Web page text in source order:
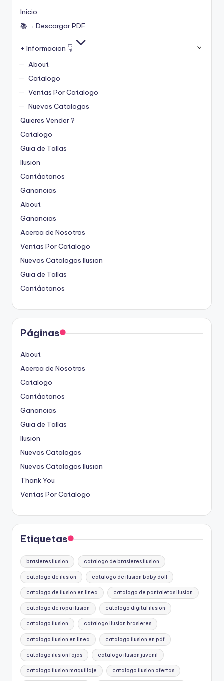
Inicio
📚→ Descargar PDF
+ Informacion 👇
About
Catalogo
Ventas Por Catalogo
Nuevos Catalogos
Quieres Vender ?
Catalogo
Guia de Tallas
Ilusion
Contáctanos
Ganancias
About
Ganancias
Acerca de Nosotros
Ventas Por Catalogo
Nuevos Catalogos Ilusion
Guia de Tallas
Contáctanos
Páginas
About
Acerca de Nosotros
Catalogo
Contáctanos
Ganancias
Guia de Tallas
Ilusion
Nuevos Catalogos
Nuevos Catalogos Ilusion
Thank You
Ventas Por Catalogo
Etiquetas
brasieres ilusion catalogo de brasieres ilusion
catalogo de ilusion catalogo de ilusion baby doll
catalogo de ilusion en linea catalogo de pantaletas ilusion
catalogo de ropa ilusion catalogo digital ilusion
catalogo ilusion catalogo ilusion brasieres
catalogo ilusion en linea catalogo ilusion en pdf
catalogo ilusion fajas catalogo ilusion juvenil
catalogo ilusion maquillaje catalogo ilusion ofertas